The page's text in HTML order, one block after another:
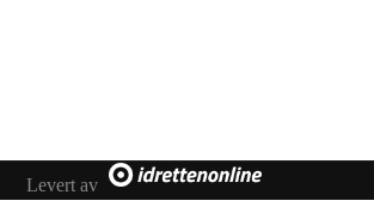
Levert av